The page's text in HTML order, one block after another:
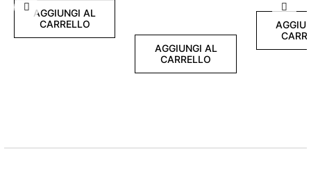
Precedente
AGGIUNGI AL
CARRELLO
AGGIUNGI AL
CARRELLO